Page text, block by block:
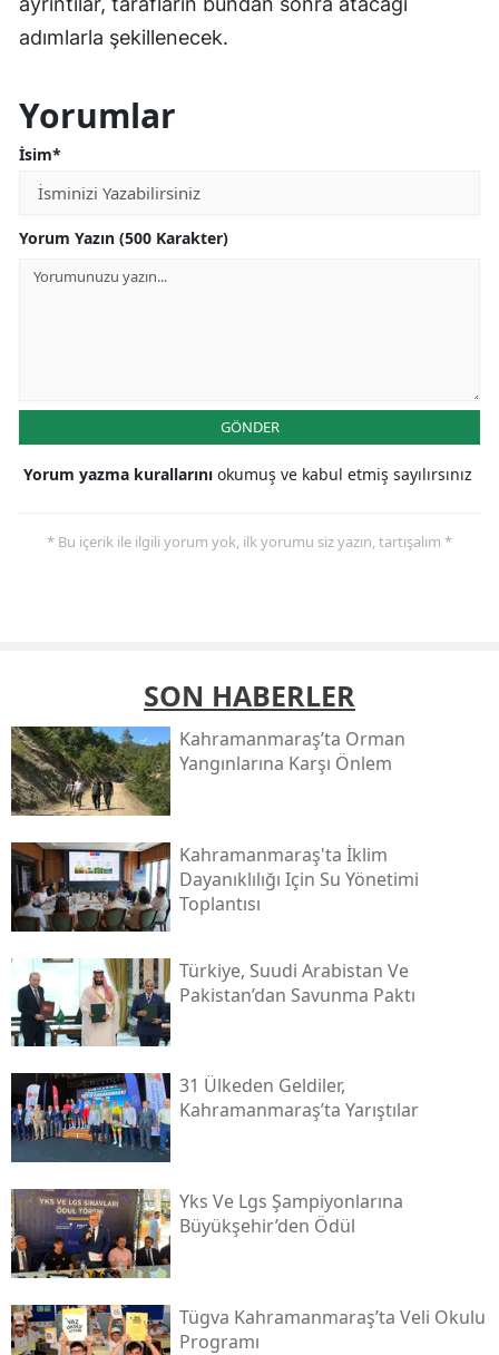
adımlarla şekillenecek.
Yorumlar
İsim*
Yorum Yazın (500 Karakter)
GÖNDER
Yorum yazma kurallarını okumuş ve kabul etmiş sayılırsınız
* Bu içerik ile ilgili yorum yok, ilk yorumu siz yazın, tartışalım *
SON HABERLER
Kahramanmaraş’ta Orman
Yangınlarına Karşı Önlem
Kahramanmaraş'ta İklim
Dayanıklılığı Için Su Yönetimi
Toplantısı
Türkiye, Suudi Arabistan Ve
Pakistan’dan Savunma Paktı
31 Ülkeden Geldiler,
Kahramanmaraş’ta Yarıştılar
Yks Ve Lgs Şampiyonlarına
Büyükşehir’den Ödül
Tügva Kahramanmaraş’ta Veli Okulu
Programı